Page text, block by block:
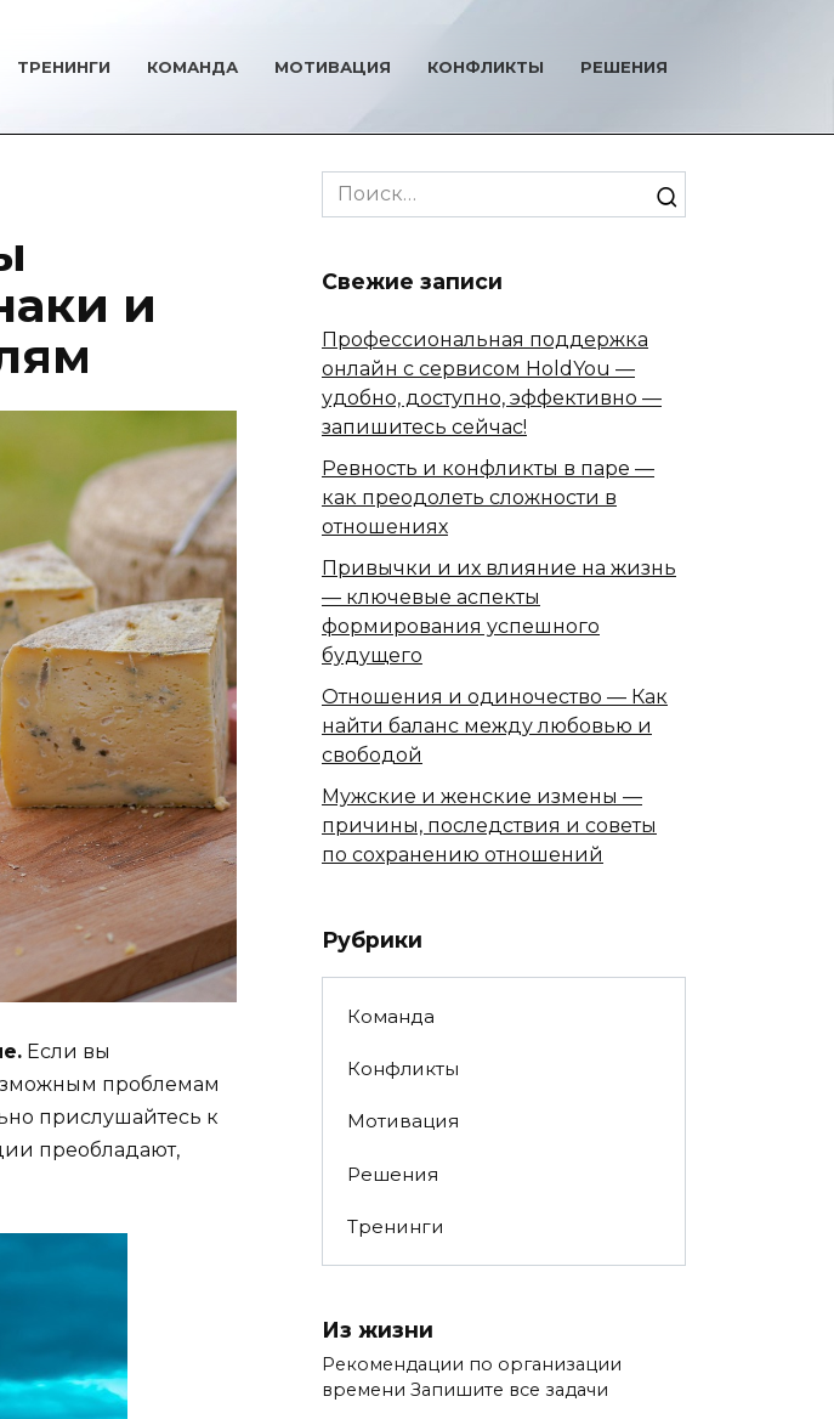
ТРЕНИНГИ КОМАНДА МОТИВАЦИЯ КОНФЛИКТЫ РЕШЕНИЯ
и
Если вы
проблемам
прислушайтесь к
преобладают,
Search
for:
Свежие записи
Профессиональная поддержка
онлайн с сервисом HoldYou —
удобно, доступно, эффективно —
запишитесь сейчас!
Ревность и конфликты в паре —
как преодолеть сложности в
отношениях
Привычки и их влияние на жизнь
— ключевые аспекты
формирования успешного
будущего
Отношения и одиночество — Как
найти баланс между любовью и
свободой
Мужские и женские измены —
причины, последствия и советы
по сохранению отношений
Рубрики
Команда
Конфликты
Мотивация
Решения
Тренинги
Из жизни
Рекомендации по организации
времени Запишите все задачи